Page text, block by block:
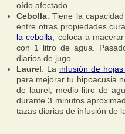
oído afectado.
Cebolla . Tiene la
entre otras propiedades
la cebolla , coloca a
con 1 litro de agua.
diarios de jugo.
Laurel . La infusión de
para mejorar tu hipoacusia
de laurel, medio litro de
durante 3 minutos
tazas diarias de infusión de